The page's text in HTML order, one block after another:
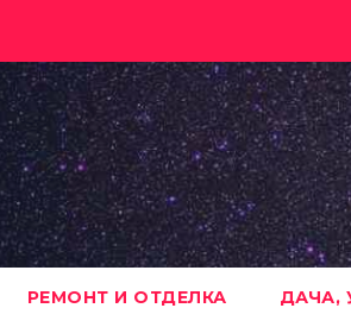
РЕМОНТ И ОТДЕЛКА ДАЧА,